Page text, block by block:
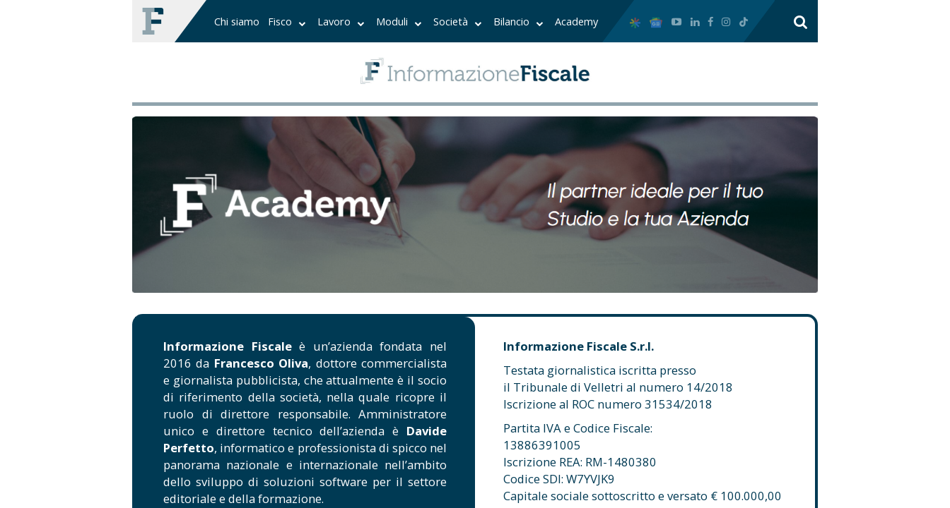
Chi siamo Fisco Lavoro Moduli Società Bilancio Academy
Informazione Fiscaleè un’azienda fondata nel
2016 da Francesco Oliva, dottore commercialista
e giornalista pubblicista, che attualmente è il socio
di riferimento della società, nella quale ricopre il
ruolo di direttore responsabile. Amministratore
unico e direttore tecnico dell’azienda è Davide
Perfetto, informatico e professionista di spicco nel
panorama nazionale e internazionale nell’ambito
dello sviluppo di soluzioni software per il settore
editoriale e della formazione.
Informazione Fiscale S.r.l.
Testata giornalistica iscritta presso
il Tribunale di Velletri al numero 14/2018
Iscrizione al ROC numero 31534/2018
Partita IVA e Codice Fiscale:
13886391005
Iscrizione REA: RM-1480380
Codice SDI: W7YVJK9
Capitale sociale sottoscritto e versato € 100.000,00